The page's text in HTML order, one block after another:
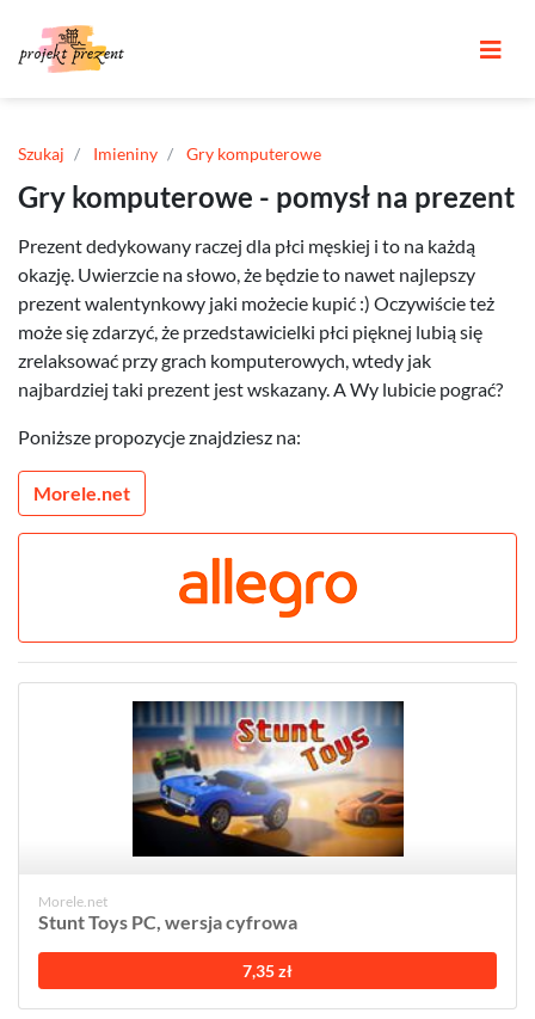
Szukaj Imieniny Gry komputerowe
Gry komputerowe - pomysł na prezent
Prezent dedykowany raczej dla płci męskiej i to na każdą
okazję. Uwierzcie na słowo, że będzie to nawet najlepszy
prezent walentynkowy jaki możecie kupić :) Oczywiście też
może się zdarzyć, że przedstawicielki płci pięknej lubią się
zrelaksować przy grach komputerowych, wtedy jak
najbardziej taki prezent jest wskazany. A Wy lubicie pograć?
Poniższe propozycje znajdziesz na:
Morele.net
Morele.net
Stunt Toys PC, wersja cyfrowa
7,35 zł